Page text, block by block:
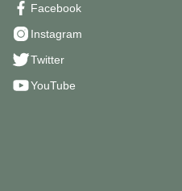
Facebook
Instagram
Twitter
YouTube